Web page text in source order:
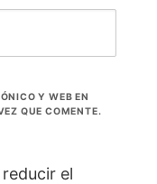
Y WEB EN
QUE COMENTE.
el